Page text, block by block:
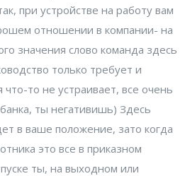
при устройстве на работу вам
отношении в компании- на
значения слово команда здесь
только требует и
то не устраивает, все очень
ты негативишь) Здесь
в ваше положение, зато когда
это все в приказном
ты, на выходном или